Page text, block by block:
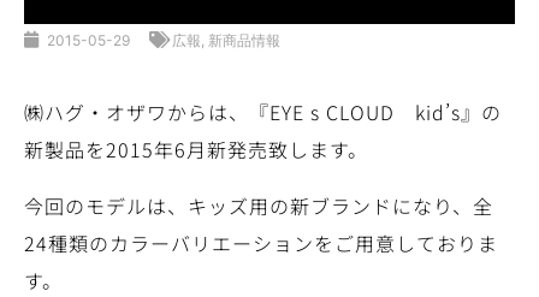
2015-05-29 広報, 新商品情報
㈱ハグ・オザワからは、『EYE s CLOUD kid’s』の
新製品を2015年6月新発売致します。
今回のモデルは、キッズ用の新ブランドになり、全
24種類のカラーバリエーションをご用意しておりま
す。